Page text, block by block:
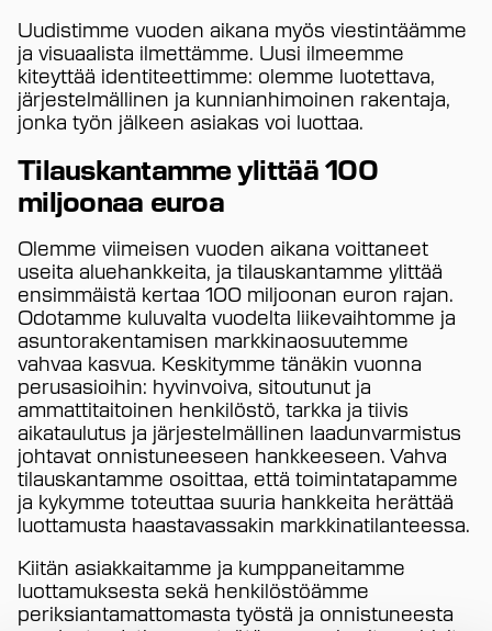
Uudistimme vuoden aikana myös viestintäämme
ja visuaalista ilmettämme. Uusi ilmeemme
kiteyttää identiteettimme: olemme luotettava,
järjestelmällinen ja kunnianhimoinen rakentaja,
jonka työn jälkeen asiakas voi luottaa.
Tilauskantamme ylittää 100
miljoonaa euroa
Olemme viimeisen vuoden aikana voittaneet
useita aluehankkeita, ja tilauskantamme ylittää
ensimmäistä kertaa 100 miljoonan euron rajan.
Odotamme kuluvalta vuodelta liikevaihtomme ja
asuntorakentamisen markkinaosuutemme
vahvaa kasvua. Keskitymme tänäkin vuonna
perusasioihin: hyvinvoiva, sitoutunut ja
ammattitaitoinen henkilöstö, tarkka ja tiivis
aikataulutus ja järjestelmällinen laadunvarmistus
johtavat onnistuneeseen hankkeeseen. Vahva
tilauskantamme osoittaa, että toimintatapamme
ja kykymme toteuttaa suuria hankkeita herättää
luottamusta haastavassakin markkinatilanteessa.
Kiitän asiakkaitamme ja kumppaneitamme
luottamuksesta sekä henkilöstöämme
periksiantamattomasta työstä ja onnistuneesta